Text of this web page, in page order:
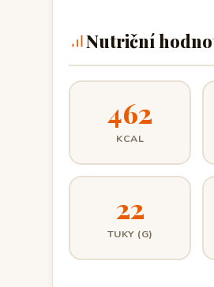
Nutriční
462
KCAL
22
TUKY (G)